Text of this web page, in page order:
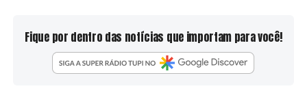
Fique por dentro das notícias que importam para você!